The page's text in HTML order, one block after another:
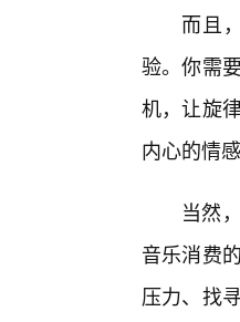
而且
验。你需
机，让旋
内心的情
当然
音乐消费
压力、找